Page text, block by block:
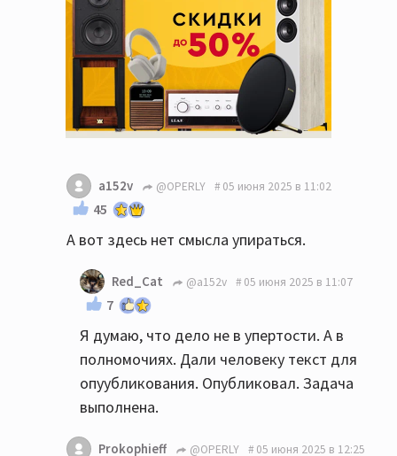
a152v @OPERLY 05 июня 2025 в 11:02
45
А вот здесь нет смысла упираться.
Red_Cat @a152v 05 июня 2025 в 11:07
7
Я думаю, что дело не в упертости. А в
полномочиях. Дали человеку текст для
опуубликования. Опубликовал. Задача
выполнена.
Prokophieff @OPERLY 05 июня 2025 в 12:25